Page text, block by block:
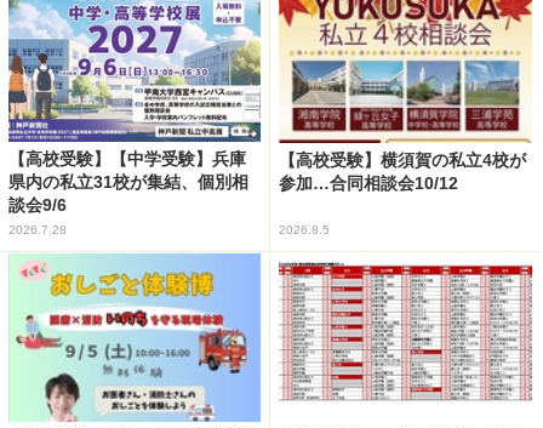
【高校受験】【中学受験】兵庫
県内の私立31校が集結、個別相
談会9/6
2026.7.28
【高校受験】横須賀の私立4校が
参加…合同相談会10/12
2026.8.5